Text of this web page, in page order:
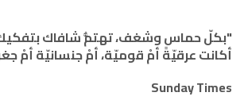
"بكلّ حماس وشغف، تهتمُّ شافاك بتفكيك
أكانت عرقيّةً أمْ قوميّة، أمْ جنسانيّة أمْ
Sunday Times